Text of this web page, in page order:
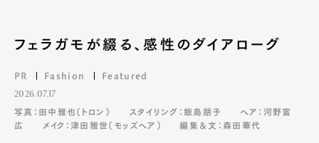
GourmetCars
ProductCulture
フェラガモが綴る、感性のダイアローグ
PR Fashion Featured
2026.07.17
写真：田中雅也（トロン）
スタイリング：飯島朋子
ヘア：河野富
広
メイク：津田雅世（モッズヘア） 編集＆文：森田華代